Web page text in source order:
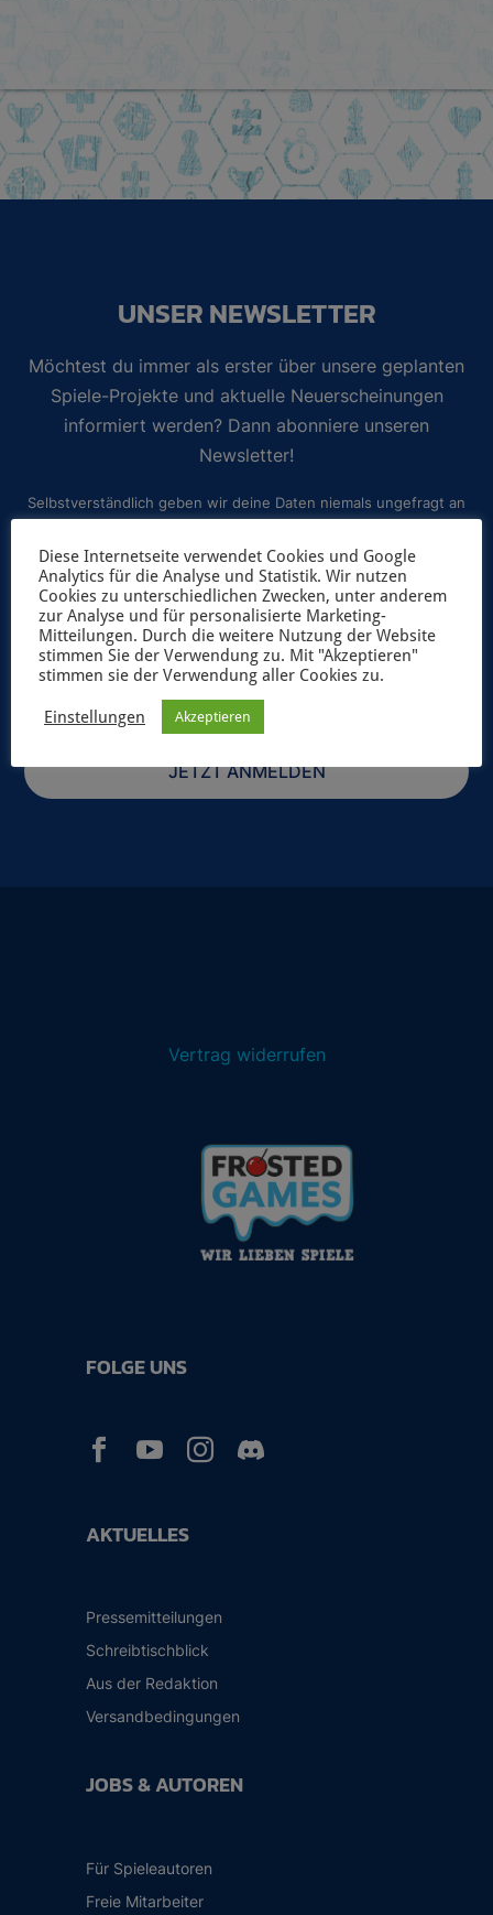
UNSER NEWSLETTER
Möchtest du immer als erster über unsere geplanten
Spiele-Projekte und aktuelle Neuerscheinungen
informiert werden? Dann abonniere unseren
Newsletter!
Selbstverständlich geben wir deine Daten niemals ungefragt an
findest du in unsererDatenschutzerklärung.
JETZT ANMELDEN
Vertrag widerrufen
AKTUELLES
Pressemitteilungen
Schreibtischblick
Aus der Redaktion
Versandbedingungen
JOBS & AUTOREN
Für Spieleautoren
Freie Mitarbeiter
FOLGE UNS
  
Diese Internetseite verwendet Cookies und Google
Analytics für die Analyse und Statistik. Wir nutzen
Cookies zu unterschiedlichen Zwecken, unter anderem
zur Analyse und für personalisierte Marketing-
Mitteilungen. Durch die weitere Nutzung der Website
stimmen Sie der Verwendung zu. Mit "Akzeptieren"
stimmen sie der Verwendung aller Cookies zu.
Einstellungen Akzeptieren